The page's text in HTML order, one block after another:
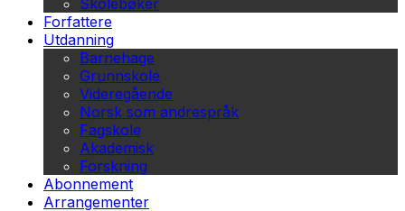
Skolebøker
Forfattere
Utdanning
Barnehage
Grunnskole
Videregående
Norsk som andrespråk
Fagskole
Akademisk
Forskning
Abonnement
Arrangementer